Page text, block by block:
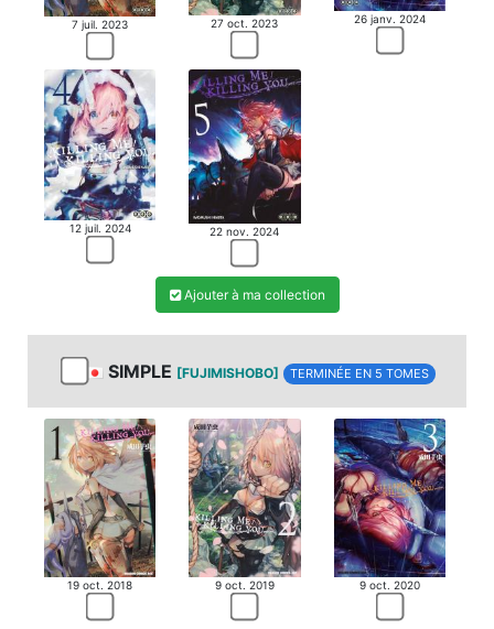
MANGA
7 juil. 2023 27 oct. 2023 26 janv. 2024
12 juil. 2024 22 nov. 2024
Ajouter à ma collection
SIMPLE [FUJIMISHOBO] TERMINÉE EN 5 TOMES
19 oct. 2018 9 oct. 2019 9 oct. 2020